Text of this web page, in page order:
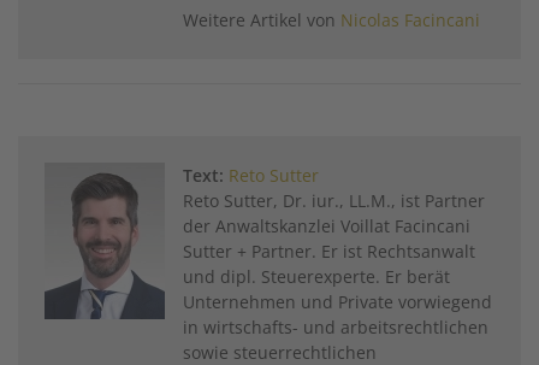
Weitere Artikel von Nicolas Facincani
Text: Reto Sutter
Reto Sutter, Dr. iur., LL.M., ist Partner
der Anwaltskanzlei Voillat Facincani
Sutter + Partner. Er ist Rechtsanwalt
und dipl. Steuerexperte. Er berät
Unternehmen und Private vorwiegend
in wirtschafts- und arbeitsrechtlichen
sowie steuerrechtlichen